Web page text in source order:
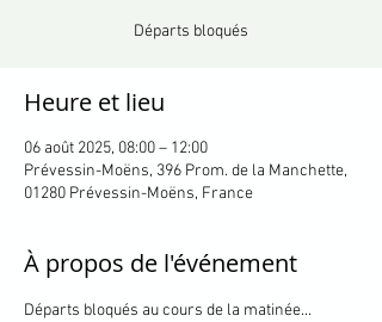
Départs bloqués
Heure et lieu
06 août 2025, 08:00 – 12:00
Prévessin-Moëns, 396 Prom. de la Manchette,
01280 Prévessin-Moëns, France
À propos de l'événement
Départs bloqués au cours de la matinée...